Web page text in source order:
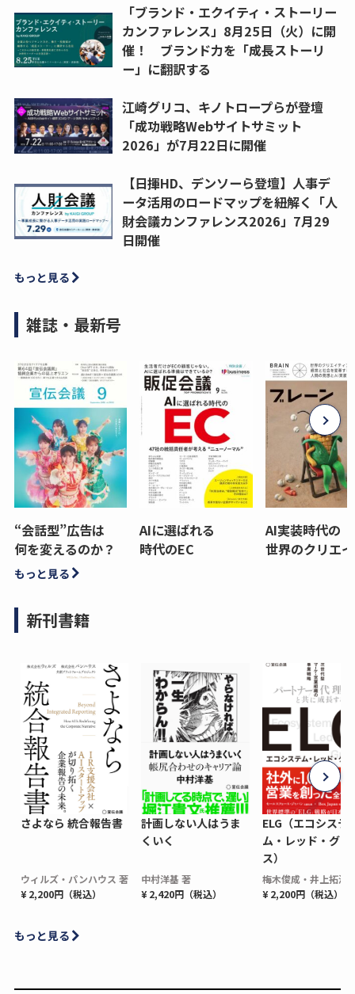
「ブランド・エクイティ・ストーリー
カンファレンス」8月25日（火）に開
催！ ブランド力を「成長ストーリ
ー」に翻訳する
江崎グリコ、キノトロープらが登壇
「成功戦略Webサイトサミット
2026」が7月22日に開催
【日揮HD、デンソーら登壇】人事デ
ータ活用のロードマップを紐解く「人
財会議カンファレンス2026」7月29
日開催
もっと見る
雑誌・最新号
“会話型”広告は
何を変えるのか？
AIに選ばれる
時代のEC
AI実装時代の
世界のクリエ
もっと見る
新刊書籍
さよなら 統合報告書
ウィルズ・パンハウス 著
¥ 2,200円（税込）
計画しない人はうま
くいく
中村洋基 著
¥ 2,420円（税込）
ELG（エコシステ
ム・レッド・グロ
ス）
梅木俊成・井上拓海
¥ 2,200円（税込）
もっと見る